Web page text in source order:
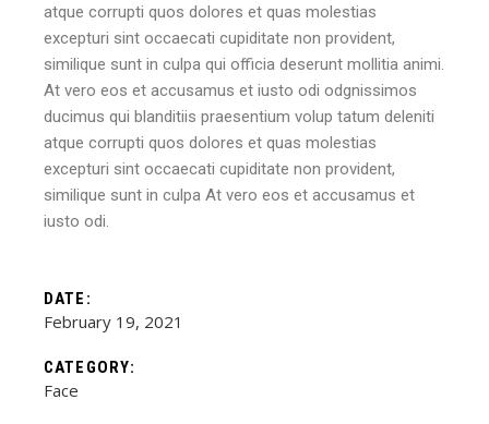
atque corrupti quos dolores et quas molestias
excepturi sint occaecati cupiditate non provident,
similique sunt in culpa qui officia deserunt mollitia animi.
At vero eos et accusamus et iusto odi odgnissimos
ducimus qui blanditiis praesentium volup tatum deleniti
atque corrupti quos dolores et quas molestias
excepturi sint occaecati cupiditate non provident,
similique sunt in culpa At vero eos et accusamus et
iusto odi.
DATE:
February 19, 2021
CATEGORY:
Face